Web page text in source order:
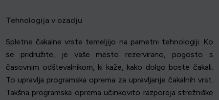
Tehnologija v ozadju
Spletne čakalne vrste temeljijo na pametni tehnologiji. Ko
se pridružite, je vaše mesto rezervirano, pogosto s
časovnim odštevalnikom, ki kaže, kako dolgo boste čakali.
To upravlja programska oprema za upravljanje čakalnih vrst.
Takšna programska oprema učinkovito razporeja strežniške